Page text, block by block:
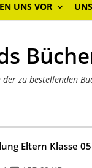
UNS VOR
zu bestellenden
Eltern Klasse 05